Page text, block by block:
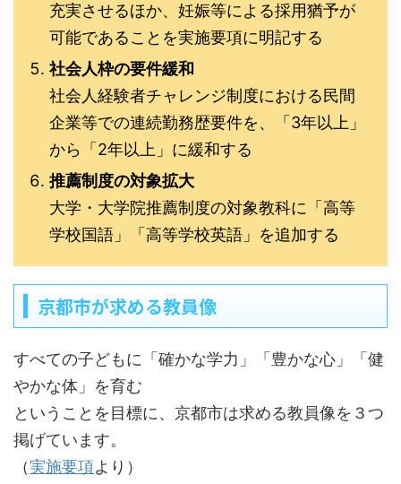
充実させるほか、妊娠等による採用猶予が
可能であることを実施要項に明記する
社会人枠の要件緩和
社会人経験者チャレンジ制度における民間
企業等での連続勤務歴要件を、「3年以上」
から「2年以上」に緩和する
推薦制度の対象拡大
大学・大学院推薦制度の対象教科に「高等
学校国語」「高等学校英語」を追加する
京都市が求める教員像
すべての子どもに「確かな学力」「豊かな心」「健
やかな体」を育む
ということを目標に、京都市は求める教員像を３つ
掲げています。
（実施要項より）